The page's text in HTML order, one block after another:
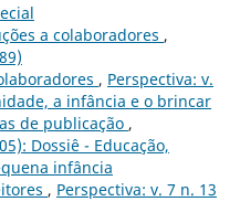
a colaboradores ,
, Perspectiva: v.
a infância e o brincar
de publicação ,
Dossiê - Educação,
infância
, Perspectiva: v. 7 n. 13